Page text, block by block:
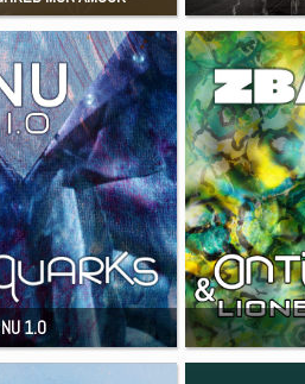
NU 1.0